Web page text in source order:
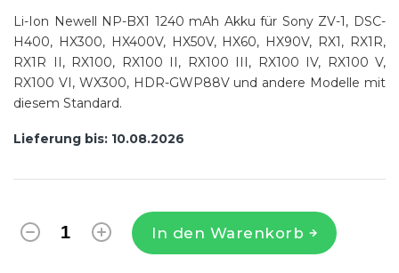
Lieferung bis: 10.08.2026
In den Warenkorb
Li-Ion Newell NP-BX1 1240 mAh Akku für Sony ZV-1, DSC-
H400, HX300, HX400V, HX50V, HX60, HX90V, RX1, RX1R,
RX1R II, RX100, RX100 II, RX100 III, RX100 IV, RX100 V,
RX100 VI, WX300, HDR-GWP88V und andere Modelle mit
diesem Standard.